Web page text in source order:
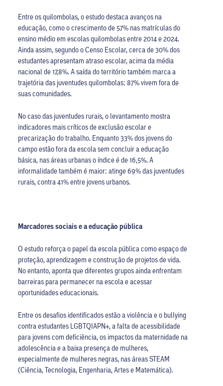
Entre os quilombolas, o estudo destaca avanços na
educação, como o crescimento de 57% nas matrículas do
ensino médio em escolas quilombolas entre 2014 e 2024.
Ainda assim, segundo o Censo Escolar, cerca de 30% dos
estudantes apresentam atraso escolar, acima da média
nacional de 17,8%. A saída do território também marca a
trajetória das juventudes quilombolas: 87% vivem fora de
suas comunidades.
No caso das juventudes rurais, o levantamento mostra
indicadores mais críticos de exclusão escolar e
precarização do trabalho. Enquanto 33% dos jovens do
campo estão fora da escola sem concluir a educação
básica, nas áreas urbanas o índice é de 16,5%. A
informalidade também é maior: atinge 69% das juventudes
rurais, contra 41% entre jovens urbanos.
Marcadores sociais e a educação pública
O estudo reforça o papel da escola pública como espaço de
proteção, aprendizagem e construção de projetos de vida.
No entanto, aponta que diferentes grupos ainda enfrentam
barreiras para permanecer na escola e acessar
oportunidades educacionais.
Entre os desafios identificados estão a violência e o bullying
contra estudantes LGBTQIAPN+, a falta de acessibilidade
para jovens com deficiência, os impactos da maternidade na
adolescência e a baixa presença de mulheres,
especialmente de mulheres negras, nas áreas STEAM
(Ciência, Tecnologia, Engenharia, Artes e Matemática).